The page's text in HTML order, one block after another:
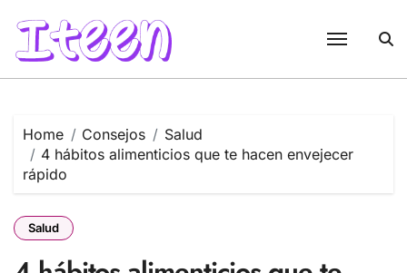
content
Home Consejos
Salud
4 hábitos alimenticios que te hacen envejecer
rápido
Salud